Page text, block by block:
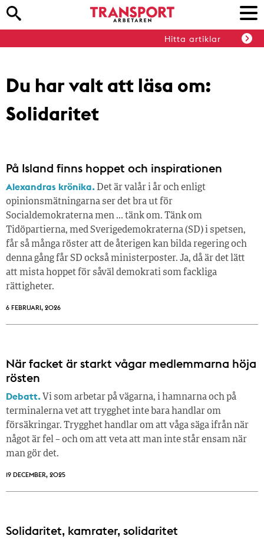
Hitta artiklar
Du har valt att läsa om:
Solidaritet
På Island finns hoppet och inspirationen
Alexandras krönika. Det är valår i år och enligt
opinionsmätningarna ser det bra ut för
Socialdemokraterna men … tänk om. Tänk om
Tidöpartierna, med Sverigedemokraterna (SD) i spetsen,
får så många röster att de återigen kan bilda regering och
denna gång får SD också ministerposter. Ja, då är det lätt
att mista hoppet för såväl demokrati som fackliga
rättigheter.
6 FEBRUARI, 2026
När facket är starkt vågar medlemmarna höja
rösten
Debatt. Vi som arbetar på vägarna, i hamnarna och på
terminalerna vet att trygghet inte bara handlar om
försäkringar. Trygghet handlar om att våga säga ifrån när
något är fel – och om att veta att man inte står ensam när
man gör det.
19 DECEMBER, 2025
Solidaritet, kamrater, solidaritet